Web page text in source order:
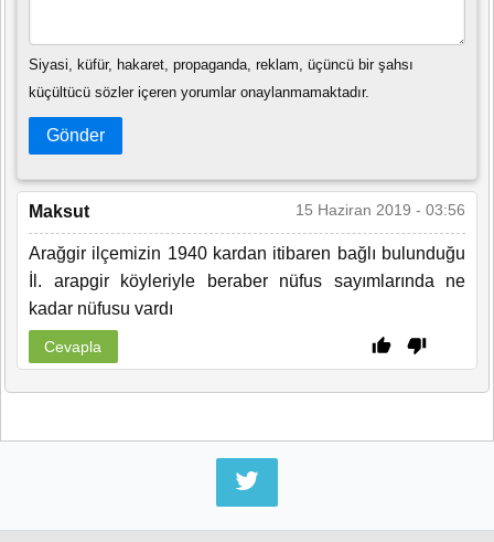
Siyasi, küfür, hakaret, propaganda, reklam, üçüncü bir şahsı
küçültücü sözler içeren yorumlar onaylanmamaktadır.
Gönder
Maksut 15 Haziran 2019 - 03:56
Arağgir ilçemizin 1940 kardan itibaren bağlı bulunduğu
İl. arapgir köyleriyle beraber nüfus sayımlarında ne
kadar nüfusu vardı
Cevapla